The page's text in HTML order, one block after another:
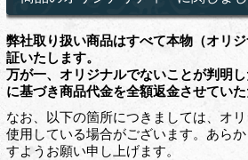
弊社取り扱い商品はすべて本物（オリ
証いたします。
万が一、オリジナルでないことが判明
に基づき商品代金を全額返金させていた
なお、以下の箇所につきましては、オ
使用している場合がございます。あら
すようお願い申し上げます。